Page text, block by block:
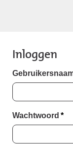
Inloggen
Wachtwoord *